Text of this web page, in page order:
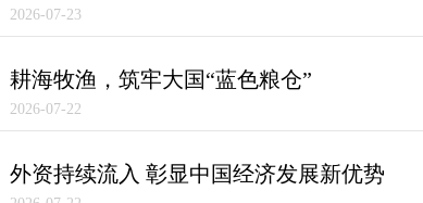
2026-07-23
耕海牧渔，筑牢大国“蓝色粮仓”
2026-07-22
外资持续流入 彰显中国经济发展新优势